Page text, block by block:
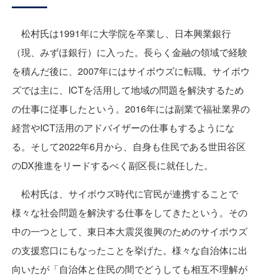
松村氏は1991年に大学院を卒業し、日本興業銀行
（現、みずほ銀行）に入った。長らく金融の領域で経験
を積んだ後に、2007年にはサイボウズに転職。サイボウ
ズでは主に、ICTを活用して地域の問題を解決するため
の仕事に従事したという。2016年には副業で福祉業界の
経営やICT活用のアドバイザーの仕事もするようにな
る。そして2022年6月から、自身も住民である世田谷区
のDX推進をリードするべく副区長に就任した。
松村氏は、サイボウズ時代に官民が連携することで
様々な社会問題を解決する仕事をしてきたという。その
中の一つとして、東日本大震災復興のためのサイボウズ
の支援窓口にもなったことを挙げた。様々な自治体に出
向いたが「自治体と住民の間でどうしても相互不理解が